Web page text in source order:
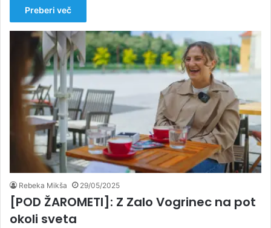
Preberi več
Rebeka Mikša 29/05/2025
[POD ŽAROMETI]: Z Zalo Vogrinec na pot
okoli sveta